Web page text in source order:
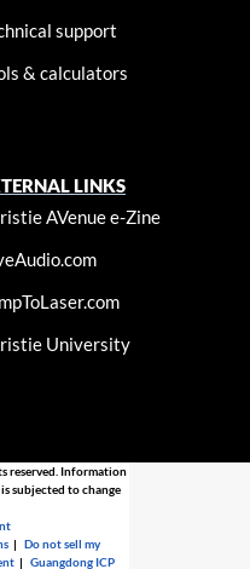
support
& calculators
LINKS
AVenue e-Zine
University
reserved. Information
subjected to change
|Do not sell my
|Guangdong ICP